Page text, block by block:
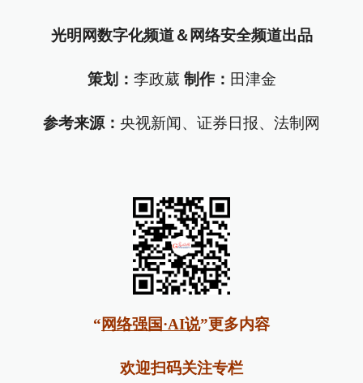
光明网数字化频道＆网络安全频道出品
策划： 李政葳 制作： 田津金
参考来源： 央视新闻、证券日报、法制网
“网络强国·AI说”更多内容
欢迎扫码关注专栏